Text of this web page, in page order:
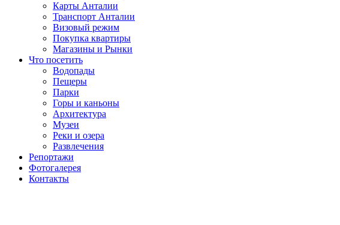
Карты Анталии
Транспорт Анталии
Визовый режим
Покупка квартиры
Магазины и Рынки
Что посетить
Водопады
Пещеры
Парки
Горы и каньоны
Архитектура
Музеи
Реки и озера
Развлечения
Репортажи
Фотогалерея
Контакты